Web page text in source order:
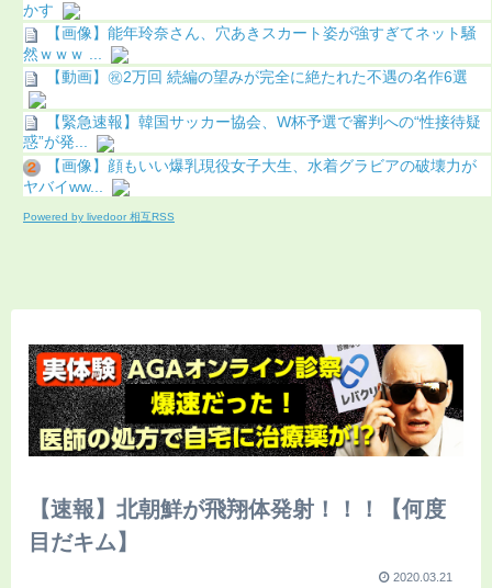
かす
【画像】能年玲奈さん、穴あきスカート姿が強すぎてネット騒
然ｗｗｗ ...
【動画】㊗️2万回 続編の望みが完全に絶たれた不遇の名作6選
【緊急速報】韓国サッカー協会、W杯予選で審判への“性接待疑
惑”が発...
【画像】顔もいい爆乳現役女子大生、水着グラビアの破壊力が
ヤバイww...
Powered by livedoor 相互RSS
【速報】北朝鮮が飛翔体発射！！！【何度
目だキム】
2020.03.21